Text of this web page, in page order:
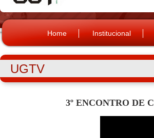
Home Institucional
UGTV
3º ENCONTRO DE